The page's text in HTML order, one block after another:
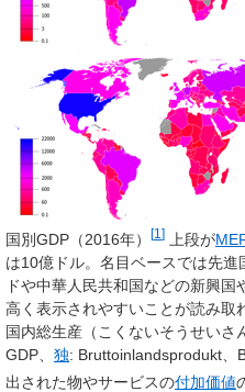
国別GDP（2016年） [1 ] 上段が
は10億ドル。名目ベースでは先
ドや中華人民共和国などの新興
高く表示されやすいことが読み取
国内総生産 （こくないそうせいさ
GDP
独: Bruttoinlandsprodukt
出された物やサービスの付加価値